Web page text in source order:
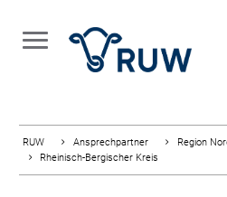
RUW Ansprechpartner
Region
Rheinisch-Bergischer Kreis